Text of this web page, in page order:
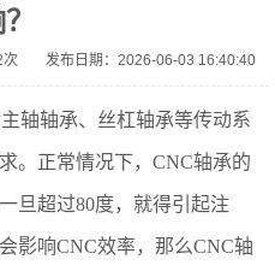
次 发布日期：2026-06-03 16:40:40
轴轴承、丝杠轴承等传动系
。正常情况下，CNC轴承的
旦超过80度，就得引起注
影响CNC效率，那么CNC轴